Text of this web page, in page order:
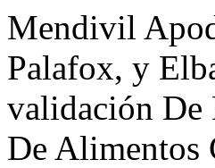
Mendivil
Palafox, y
validación De
De Alimentos